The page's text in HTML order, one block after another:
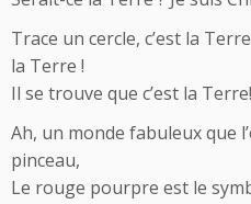
Trace un cercle, c’est la
la Terre !
Il se trouve que c’est la
Ah, un monde fabuleux que
pinceau,
Le rouge pourpre est le